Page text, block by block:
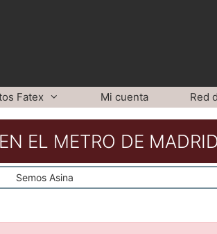
Fatex Mi cuenta Red
EL METRO DE MADRID
Semos Asina